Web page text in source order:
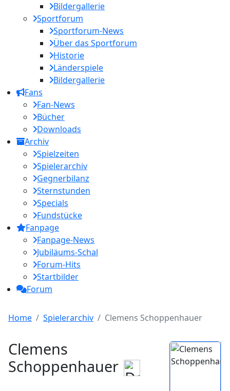
Bildergallerie
Sportforum
Sportforum-News
Über das Sportforum
Historie
Länderspiele
Bildergallerie
Fans
Fan-News
Bücher
Downloads
Archiv
Spielzeiten
Spielerarchiv
Gegnerbilanz
Sternstunden
Specials
Fundstücke
Fanpage
Fanpage-News
Jubiläums-Schal
Forum-Hits
Startbilder
Forum
Home Spielerarchiv Clemens Schoppenhauer
Clemens
Schoppenhauer